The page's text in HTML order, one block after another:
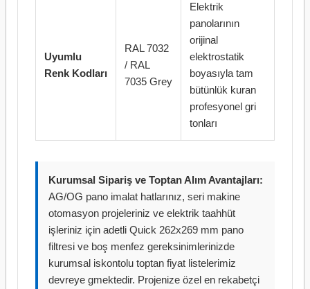
Uyumlu
Renk Kodları
RAL 7032
/ RAL
7035 Grey
Elektrik
panolarının
orijinal
elektrostatik
boyasıyla tam
bütünlük kuran
profesyonel gri
tonları
Kurumsal Sipariş ve Toptan Alım Avantajları:
AG/OG pano imalat hatlarınız, seri makine
otomasyon projeleriniz ve elektrik taahhüt
işleriniz için adetli Quick 262x269 mm pano
filtresi ve boş menfez gereksinimlerinizde
kurumsal iskontolu toptan fiyat listelerimiz
devreye gmektedir. Projenize özel en rekabetçi